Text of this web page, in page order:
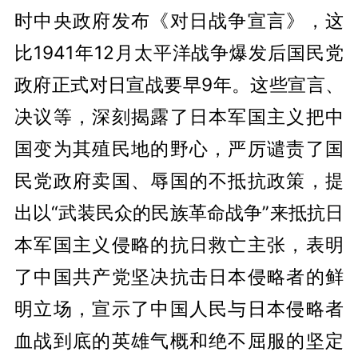
时中央政府发布《对日战争宣言》，这
比1941年12月太平洋战争爆发后国民党
政府正式对日宣战要早9年。这些宣言、
决议等，深刻揭露了日本军国主义把中
国变为其殖民地的野心，严厉谴责了国
民党政府卖国、辱国的不抵抗政策，提
出以“武装民众的民族革命战争”来抵抗日
本军国主义侵略的抗日救亡主张，表明
了中国共产党坚决抗击日本侵略者的鲜
明立场，宣示了中国人民与日本侵略者
血战到底的英雄气概和绝不屈服的坚定